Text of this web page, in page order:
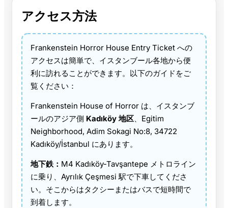
アクセス方法
Frankenstein Horror House Entry Ticket への
アクセスは簡単で、イスタンブール各地から便
利に訪れることができます。以下のガイドをご
覧ください：
Frankenstein House of Horror は、イスタンブ
ールのアジア側 Kadıköy 地区、Egitim
Neighborhood, Adim Sokagi No:8, 34722
Kadıköy/İstanbul にあります。
地下鉄： M4 Kadıköy-Tavşantepe メトロライン
に乗り、Ayrılık Çeşmesi 駅で下車してくださ
い。そこからはタクシーまたはバスで短時間で
到着します。